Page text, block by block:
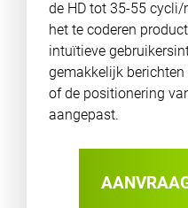
de HD tot 35-55
het te coderen
intuïtieve
gemakkelijk
of de positionering
aangepast.